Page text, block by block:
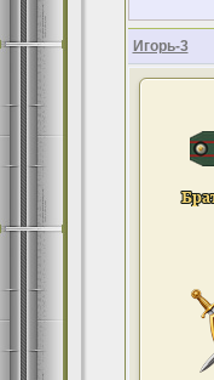
Игорь-3